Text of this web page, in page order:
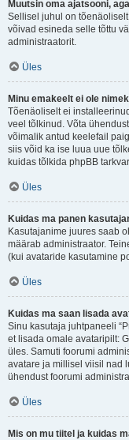
Muutsin oma ajatsooni,
Sellisel juhul on
võivad esineda selle tõttu
administraatorit.
Üles
Minu emakeelt ei ole
Tõenäoliselt ei
veel tõlkinud. Võta
võimalik antud keelefail
siis võid ka ise luua uue
kuidas tõlkida phpBB
Üles
Kuidas ma panen
Kasutajanime juures saab
määrab administraator.
(kui avataride kasutamine
Üles
Kuidas ma saan lisada
Sinu kasutaja juhtpaneeli
et lisada omale avataripilt:
üles. Samuti foorumi
avatare ja millisel viisil nad
ühendust foorumi
Üles
Mis on mu tiitel ja kuidas